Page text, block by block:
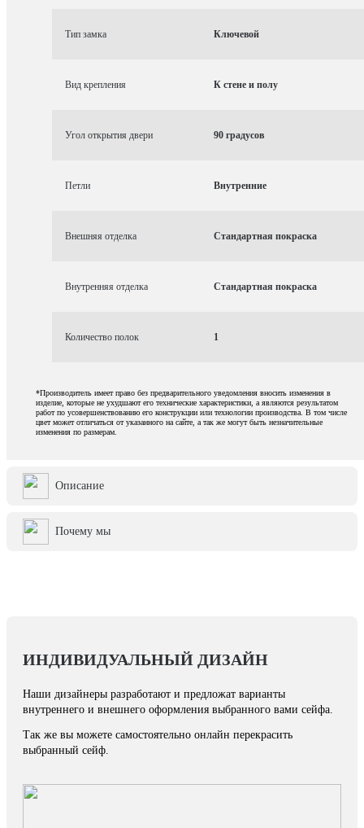
Тип замка Ключевой
Вид крепления К стене и полу
Угол открытия двери 90 градусов
Петли Внутренние
Внешняя отделка Стандартная покраска
Внутренняя отделка Стандартная покраска
Количество полок 1
*Производитель имеет право без предварительного уведомления вносить изменения в
изделие, которые не ухудшают его технические характеристики, а являются результатом
работ по усовершенствованию его конструкции или технологии производства. В том числе
цвет может отличаться от указанного на сайте, а так же могут быть незначительные
изменения по размерам.
Описание
Почему мы
ИНДИВИДУАЛЬНЫЙ ДИЗАЙН
Наши дизайнеры разработают и предложат варианты
внутреннего и внешнего оформления выбранного вами сейфа.
Так же вы можете самостоятельно онлайн перекрасить
выбранный сейф.